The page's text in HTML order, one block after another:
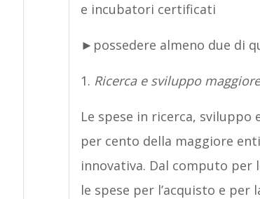
e incubatori certificati
►possedere almeno due di
1. Ricerca e sviluppo
Le spese in ricerca, sviluppo
per cento della maggiore
innovativa. Dal computo per
le spese per l’acquisto e